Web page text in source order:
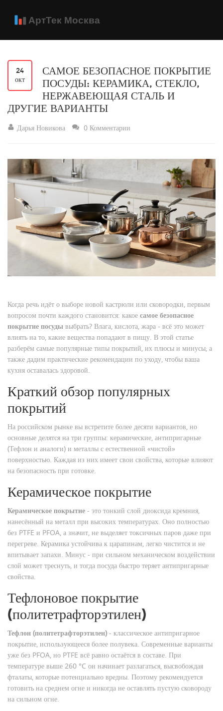
24
окт
САМОЕ БЕЗОПАСНОЕ ПОКРЫТИЕ
ПОСУДЫ: КЕРАМИКА, СТЕКЛО,
НЕРЖАВЕЮЩАЯ СТАЛЬ И
ДРУГИЕ ВАРИАНТЫ
Дарья Новикова 0 Комментарии
Когда речь идёт о выборе новой кастрюли или сковородки, первым
вопросом почти каждого становится: какое самое безопасное
покрытие посуды выбрать? Влага, кислота, жара - всё это может
влиять на то, какие вещества попадают в пищу. В этой статье
разберём самые популярные типы покрытий, их плюсы и минусы, а
также дадим практические рекомендации по уходу, чтобы ваша
кухня оставалась здоровой.
Краткий обзор популярных
покрытий
На российском рынке вы встретите более десяти вариантов, но
основные делятся на три группы: керамические, антипригарные
(Тефлон и аналоги) и металлы с естественной «чистой»
поверхностью. Каждая из них имеет свои свойства, которые влияют
на безопасность при готовке.
Керамическое покрытие
Керамическое покрытие - это тонкий слой диоксида кремния,
нанесённый на металл при высоких температурах. Оно полностью
без PTFE и PFOA, а значит, не выделяет токсичных паров даже при
перегреве. Керамика устойчива к царапинам, легко чистится и не
впитывает запахи. Минус - при сильном механическом воздействии
слой может треснуть, и тогда посуда быстро теряет антипригарные
свойства.
Тефлоновое покрытие
(политетрафторэтилен)
Тефлон (политетрафторэтилен) - классическое антипригарное
покрытие, использующееся более полувека. Современные варианты
уже без PFOA, но PTFE всё равно остаётся в составе. При
температуре выше 260 °C он начинает разлагаться, высвобождая
фталаты, которые потенциально вредны. Поэтому рекомендуется
готовить на среднем огне и никогда не оставлять пустую сковороду
на сильном огне.